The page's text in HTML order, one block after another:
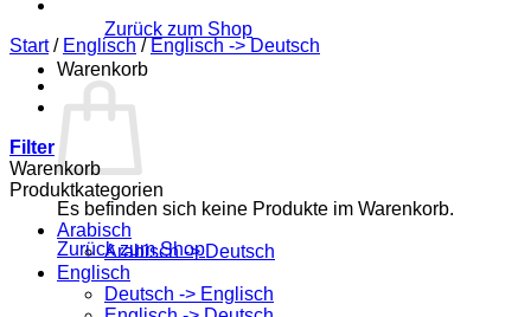
Zurück zum Shop
Warenkorb
Es befinden sich keine Produkte im Warenkorb.
Zurück zum Shop
Start / Englisch / Englisch -> Deutsch
Filter
Warenkorb
Produktkategorien
Arabisch
Arabisch -> Deutsch
Englisch
Deutsch -> Englisch